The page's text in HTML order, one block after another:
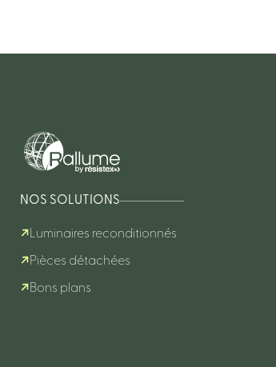
NOS SOLUTIONS
Luminaires reconditionnés
Pièces détachées
Bons plans